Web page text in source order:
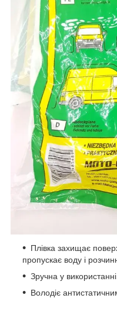
Плівка захищає
пропускає воду і
Зручна у використанні.
Володіє